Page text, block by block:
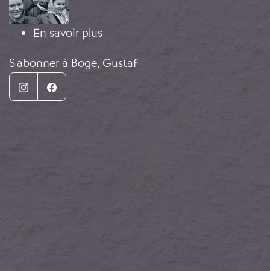
En savoir plussur Les sœurs Huang-De Juan
S'abonner à Boge, Gustaf
InstagramFacebook